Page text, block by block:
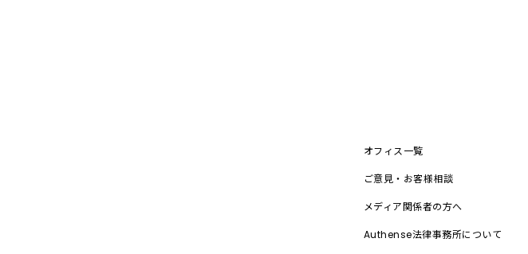
オフィス一覧
ご意見・お客様相談
メディア関係者の方へ
Authense法律事務所について